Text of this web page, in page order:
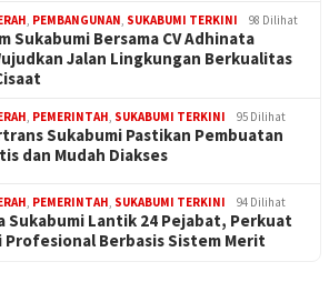
, PEMBANGUNAN, SUKABUMI TERKINI 98 Dilihat
Sukabumi Bersama CV Adhinata
Jalan Lingkungan Berkualitas
, PEMERINTAH, SUKABUMI TERKINI 95 Dilihat
Sukabumi Pastikan Pembuatan
dan Mudah Diakses
, PEMERINTAH, SUKABUMI TERKINI 94 Dilihat
Sukabumi Lantik 24 Pejabat, Perkuat
Profesional Berbasis Sistem Merit